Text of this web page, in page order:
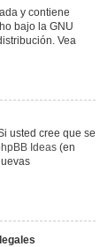
y contiene
bajo la GNU
Vea
usted cree que se
Ideas (en